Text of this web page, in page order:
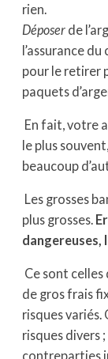
rien.
Déposer de
l’assurance
pour le retirer
paquets
En fait, votre
le plus
beaucoup
Les grosses
plus grosses.
dangereuses,
Ce sont celles
de gros frais
risques variés.
risques divers
contreparties